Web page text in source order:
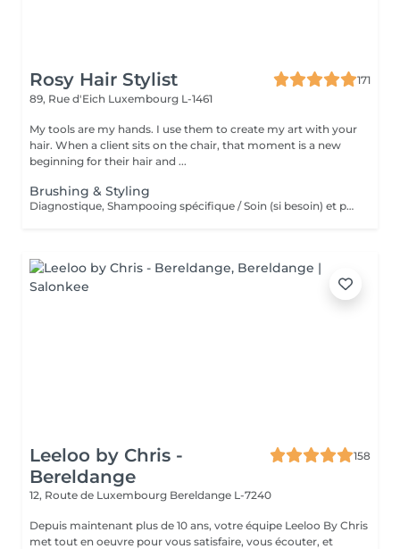
Rosy Hair Stylist
171
89, Rue d'Eich Luxembourg L-1461
My tools are my hands. I use them to create my art with your
hair. When a client sits on the chair, that moment is a new
beginning for their hair and ...
Brushing & Styling
Diagnostique, Shampooing spécifique / Soin (si besoin) et produits de coiffage inclus.
Leeloo by Chris -
Bereldange
158
12, Route de Luxembourg Bereldange L-7240
Depuis maintenant plus de 10 ans, votre équipe Leeloo By Chris
met tout en oeuvre pour vous satisfaire, vous écouter, et